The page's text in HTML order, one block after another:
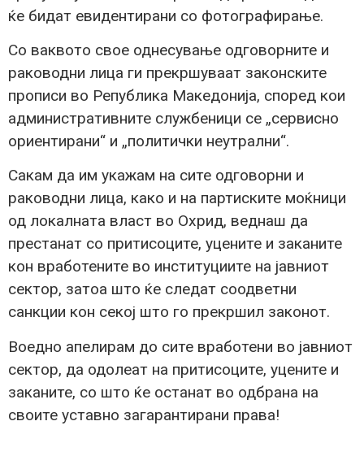
ќе бидат евидентирани со фотографирање.
Со ваквото свое однесување одговорните и
раководни лица ги прекршуваат законските
прописи во Република Македонија, според кои
административните службеници се „сервисно
ориентирани“ и „политички неутрални“.
Сакам да им укажам на сите одговорни и
раководни лица, како и на партиските моќници
од локалната власт во Охрид, веднаш да
престанат со притисоците, уцените и заканите
кон вработените во институциите на јавниот
сектор, затоа што ќе следат соодветни
санкции кон секој што го прекршил законот.
Воедно апелирам до сите вработени во јавниот
сектор, да одолеат на притисоците, уцените и
заканите, со што ќе останат во одбрана на
своите уставно загарантирани права!